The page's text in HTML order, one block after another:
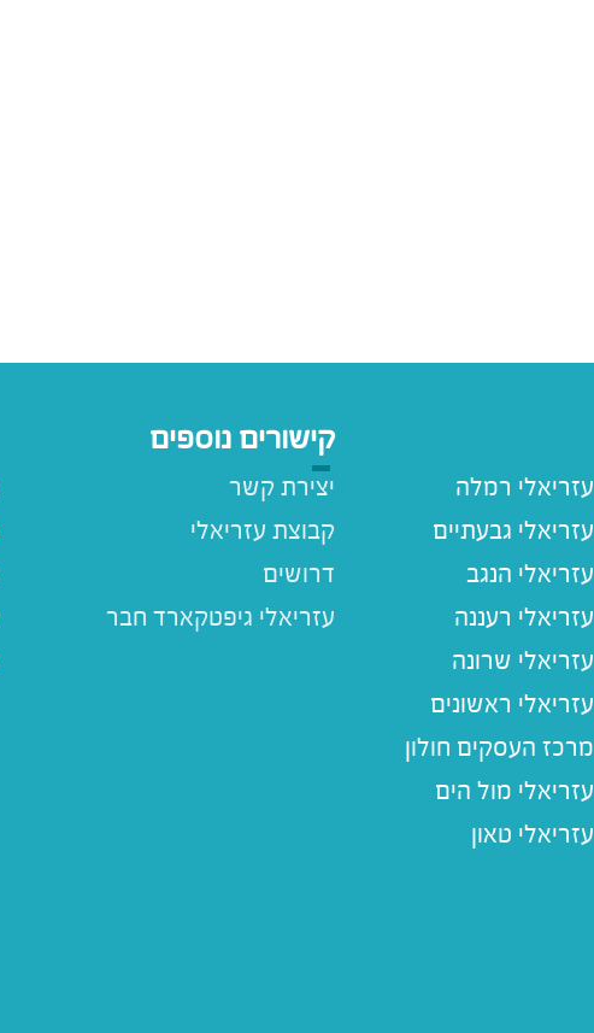
עזריאלי רמלה
עזריאלי גבעתיים
עזריאלי הנגב
עזריאלי רעננה
עזריאלי שרונה
עזריאלי ראשונים
מרכז העסקים חולון
עזריאלי מול הים
עזריאלי טאון
קישורים נוספים
יצירת קשר
קבוצת עזריאלי
דרושים